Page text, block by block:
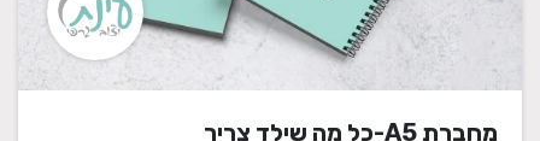
מחברת A5-כל מה שילד צריך